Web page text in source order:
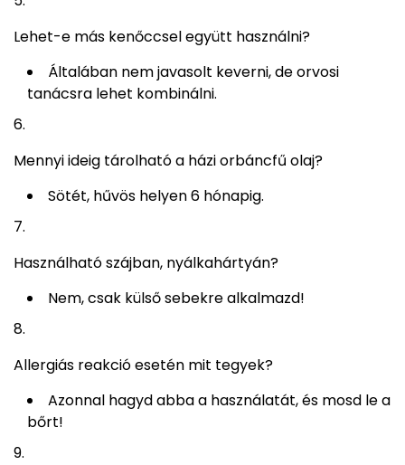
Lehet-e más kenőccsel együtt használni?
Általában nem javasolt keverni, de orvosi
tanácsra lehet kombinálni.
Mennyi ideig tárolható a házi orbáncfű olaj?
Sötét, hűvös helyen 6 hónapig.
Használható szájban, nyálkahártyán?
Nem, csak külső sebekre alkalmazd!
Allergiás reakció esetén mit tegyek?
Azonnal hagyd abba a használatát, és mosd le a
bőrt!